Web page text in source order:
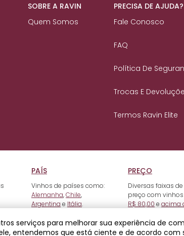
SOBRE A RAVIN
Quem Somos
PRECISA DE AJUDA?
Fale Conosco
FAQ
Política De
Trocas E
Termos Ravin Elite
PAÍS
Vinhos de países como:
Alemanha,Chile,
Argentina e Itália.
PREÇO
Diversas faixas de
preço com vinhos
R$ 80,00 e acima
serviços para melhorar sua experiência de
entendemos que está ciente e de acordo com